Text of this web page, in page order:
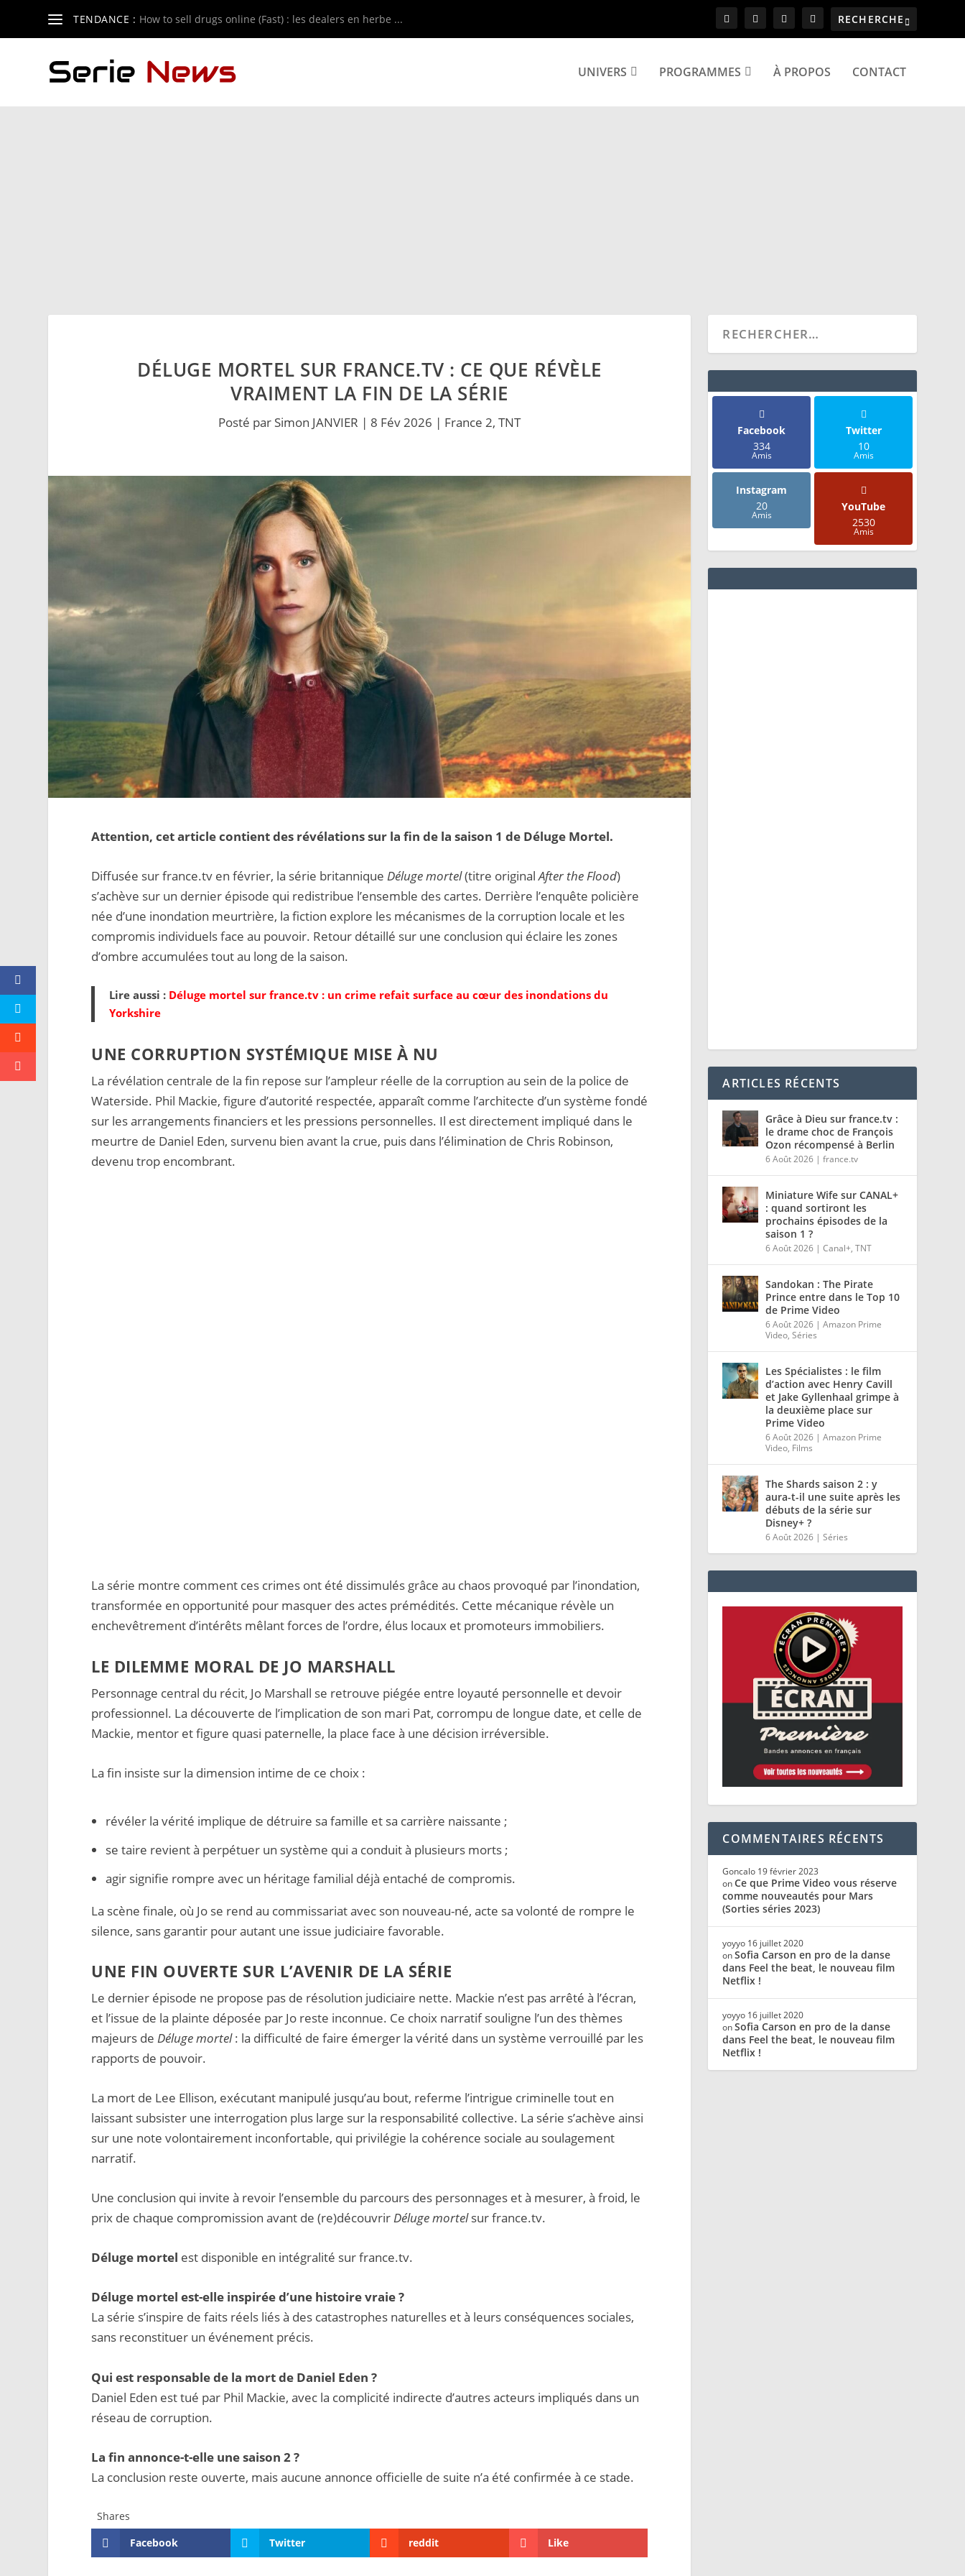
TENDANCE : How to sell drugs online (Fast) : les dealers en herbe ...
UNIVERS PROGRAMMES À PROPOS CONTACT
DÉLUGE MORTEL SUR FRANCE.TV : CE QUE RÉVÈLE
VRAIMENT LA FIN DE LA SÉRIE
Posté par Simon JANVIER | 8 Fév 2026 | France 2,TNT
Attention, cet article contient des révélations sur la fin de la saison 1 de Déluge Mortel.
Diffusée sur france.tv en février, la série britanniqueDéluge mortel(titre originalAfter the Flood)
s’achève sur un dernier épisode qui redistribue l’ensemble des cartes. Derrière l’enquête policière
née d’une inondation meurtrière, la fiction explore les mécanismes de la corruption locale et les
compromis individuels face au pouvoir. Retour détaillé sur une conclusion qui éclaire les zones
d’ombre accumulées tout au long de la saison.
Lire aussi : Déluge mortel sur france.tv : un crime refait surface au cœur des inondations du
Yorkshire
UNE CORRUPTION SYSTÉMIQUE MISE À NU
La révélation centrale de la fin repose sur l’ampleur réelle de la corruption au sein de la police de
Waterside. Phil Mackie, figure d’autorité respectée, apparaît comme l’architecte d’un système fondé
sur les arrangements financiers et les pressions personnelles. Il est directement impliqué dans le
meurtre de Daniel Eden, survenu bien avant la crue, puis dans l’élimination de Chris Robinson,
devenu trop encombrant.
La série montre comment ces crimes ont été dissimulés grâce au chaos provoqué par l’inondation,
transformée en opportunité pour masquer des actes prémédités. Cette mécanique révèle un
enchevêtrement d’intérêts mêlant forces de l’ordre, élus locaux et promoteurs immobiliers.
LE DILEMME MORAL DE JO MARSHALL
Personnage central du récit, Jo Marshall se retrouve piégée entre loyauté personnelle et devoir
professionnel. La découverte de l’implication de son mari Pat, corrompu de longue date, et celle de
Mackie, mentor et figure quasi paternelle, la place face à une décision irréversible.
La fin insiste sur la dimension intime de ce choix :
révéler la vérité implique de détruire sa famille et sa carrière naissante ;
se taire revient à perpétuer un système qui a conduit à plusieurs morts ;
agir signifie rompre avec un héritage familial déjà entaché de compromis.
La scène finale, où Jo se rend au commissariat avec son nouveau-né, acte sa volonté de rompre le
silence, sans garantir pour autant une issue judiciaire favorable.
UNE FIN OUVERTE SUR L’AVENIR DE LA SÉRIE
Le dernier épisode ne propose pas de résolution judiciaire nette. Mackie n’est pas arrêté à l’écran,
et l’issue de la plainte déposée par Jo reste inconnue. Ce choix narratif souligne l’un des thèmes
majeurs deDéluge mortel: la difficulté de faire émerger la vérité dans un système verrouillé par les
rapports de pouvoir.
La mort de Lee Ellison, exécutant manipulé jusqu’au bout, referme l’intrigue criminelle tout en
laissant subsister une interrogation plus large sur la responsabilité collective. La série s’achève ainsi
sur une note volontairement inconfortable, qui privilégie la cohérence sociale au soulagement
narratif.
Une conclusion qui invite à revoir l’ensemble du parcours des personnages et à mesurer, à froid, le
prix de chaque compromission avant de (re)découvrirDéluge mortelsur france.tv.
Déluge mortel est disponible en intégralité sur france.tv.
Déluge mortel est-elle inspirée d’une histoire vraie ?
La série s’inspire de faits réels liés à des catastrophes naturelles et à leurs conséquences sociales,
sans reconstituer un événement précis.
Qui est responsable de la mort de Daniel Eden ?
Daniel Eden est tué par Phil Mackie, avec la complicité indirecte d’autres acteurs impliqués dans un
réseau de corruption.
La fin annonce-t-elle une saison 2 ?
La conclusion reste ouverte, mais aucune annonce officielle de suite n’a été confirmée à ce stade.
Shares
Facebook
Twitter reddit Like
Facebook
334
Amis
Twitter
10
Amis
Instagram
20
Amis
YouTube
2530
Amis
ARTICLES RÉCENTS
Grâce à Dieu sur france.tv :
le drame choc de François
Ozon récompensé à Berlin
6 Août 2026 |france.tv
Miniature Wife sur CANAL+
: quand sortiront les
prochains épisodes de la
saison 1 ?
6 Août 2026 |Canal+,TNT
Sandokan : The Pirate
Prince entre dans le Top 10
de Prime Video
6 Août 2026 |Amazon Prime
Video,Séries
Les Spécialistes : le film
d’action avec Henry Cavill
et Jake Gyllenhaal grimpe à
la deuxième place sur
Prime Video
6 Août 2026 |Amazon Prime
Video, Films
The Shards saison 2 : y
aura-t-il une suite après les
débuts de la série sur
Disney+ ?
6 Août 2026 |Séries
COMMENTAIRES RÉCENTS
Goncalo 19 février 2023
onCe que Prime Video vous réserve
comme nouveautés pour Mars
(Sorties séries 2023)
yoyyo 16 juillet 2020
onSofia Carson en pro de la danse
dans Feel the beat, le nouveau film
Netflix !
yoyyo 16 juillet 2020
onSofia Carson en pro de la danse
dans Feel the beat, le nouveau film
Netflix !